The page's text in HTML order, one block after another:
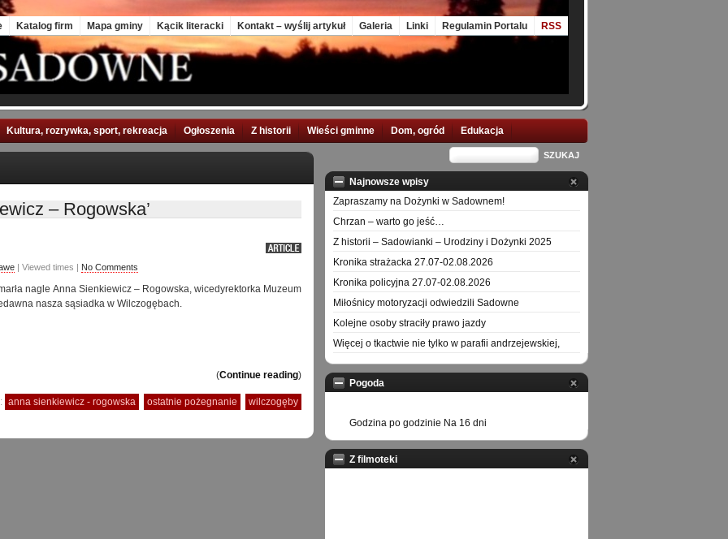
Katalog firm Mapa gminy Kącik literacki Kontakt – wyślij artykuł Galeria Linki Regulamin Portalu RSS
Kultura, rozrywka, sport, rekreacja Ogłoszenia Z historii Wieści gminne Dom, ogród Edukacja
– Rogowska’
| Viewed times | No Comments
nagle Anna Sienkiewicz – Rogowska, wicedyrektorka Muzeum
nasza sąsiadka w Wilczogębach.
(Continue reading)
anna sienkiewicz - rogowska ostatnie pożegnanie wilczogęby
Najnowsze wpisy
Zapraszamy na Dożynki w Sadownem!
Chrzan – warto go jeść…
Z historii – Sadowianki – Urodziny i Dożynki 2025
Kronika strażacka 27.07-02.08.2026
Kronika policyjna 27.07-02.08.2026
Miłośnicy motoryzacji odwiedzili Sadowne
Kolejne osoby straciły prawo jazdy
Więcej o tkactwie nie tylko w parafii andrzejewskiej,
Pogoda
Godzina po godzinie Na 16 dni
Z filmoteki